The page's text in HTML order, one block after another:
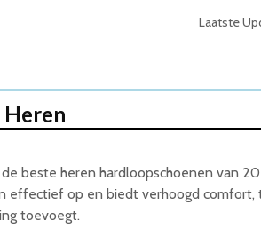
Laatste
beste heren hardloopschoenen van
effectief op en biedt verhoogd comfort,
toevoegt.